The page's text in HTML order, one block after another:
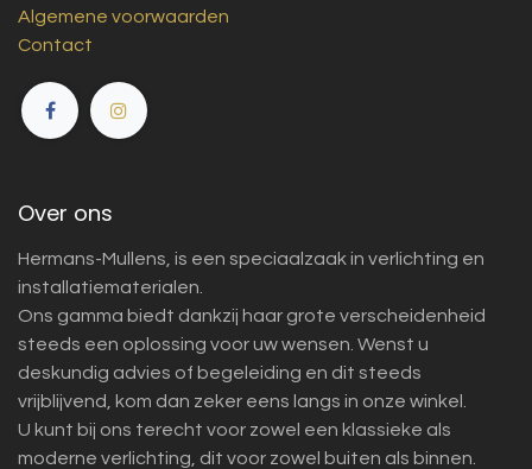
Algemene voorwaarden
Contact
Over ons
Hermans-Mullens, is een speciaalzaak in verlichting en
installatiematerialen.
Ons gamma biedt dankzij haar grote verscheidenheid
steeds een oplossing voor uw wensen. Wenst u
deskundig advies of begeleiding en dit steeds
vrijblijvend, kom dan zeker eens langs in onze winkel.
U kunt bij ons terecht voor zowel een klassieke als
moderne verlichting, dit voor zowel buiten als binnen.